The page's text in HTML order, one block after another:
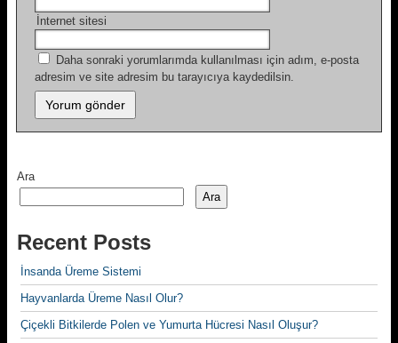
İnternet sitesi
Daha sonraki yorumlarımda kullanılması için adım, e-posta
adresim ve site adresim bu tarayıcıya kaydedilsin.
Ara
Ara
Recent Posts
İnsanda Üreme Sistemi
Hayvanlarda Üreme Nasıl Olur?
Çiçekli Bitkilerde Polen ve Yumurta Hücresi Nasıl Oluşur?